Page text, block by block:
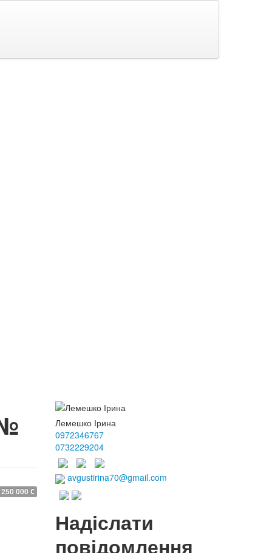
250 000 €
Лемешко Ірина
0972346767
0732229204
avgustirina70@gmail.com
Надіслати
повідомлення